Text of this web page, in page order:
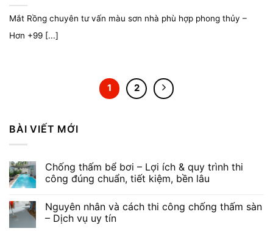
Mắt Rồng chuyên tư vấn màu sơn nhà phù hợp phong thủy –
Hơn +99 [...]
1 2
BÀI VIẾT MỚI
Chống thấm bể bơi – Lợi ích & quy trình thi
công đúng chuẩn, tiết kiệm, bền lâu
Nguyên nhân và cách thi công chống thấm sàn
– Dịch vụ uy tín